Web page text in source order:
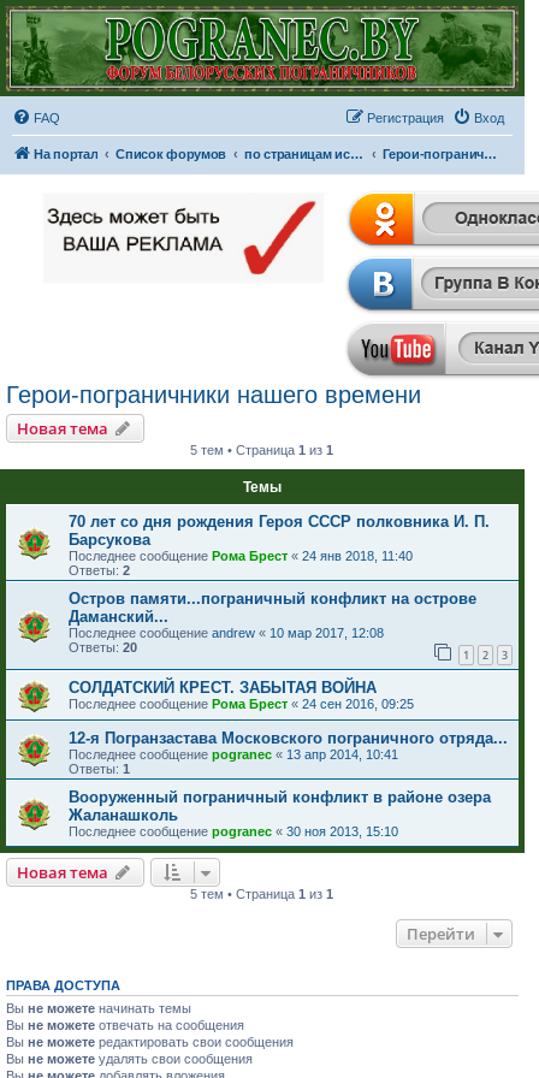
FAQ Вход
Регистрация
На портал Список форумов по страницам истории Герои-пограничники нашего времени
Герои-пограничники нашего времени
Новая тема
5 тем • Страница1 из1
Темы
70 лет со дня рождения Героя СССР полковника И. П.
Барсукова
Последнее сообщение Рома Брест « 24 янв 2018, 11:40
Ответы: 2
Остров памяти...пограничный конфликт на острове
Даманский...
Последнее сообщение andrew « 10 мар 2017, 12:08
Ответы: 20 1 2 3
СОЛДАТСКИЙ КРЕСТ. ЗАБЫТАЯ ВОЙНА
Последнее сообщение Рома Брест « 24 сен 2016, 09:25
12-я Погранзастава Московского пограничного отряда...
Последнее сообщение pogranec « 13 апр 2014, 10:41
Ответы: 1
Вооруженный пограничный конфликт в районе озера
Жаланашколь
Последнее сообщение pogranec « 30 ноя 2013, 15:10
Новая тема
5 тем • Страница1 из1
Перейти
ПРАВА ДОСТУПА
Вы не можете начинать темы
Вы не можете отвечать на сообщения
Вы не можете редактировать свои сообщения
Вы не можете удалять свои сообщения